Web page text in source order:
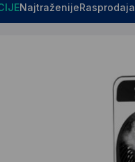
NajtraženijeRasprodaja